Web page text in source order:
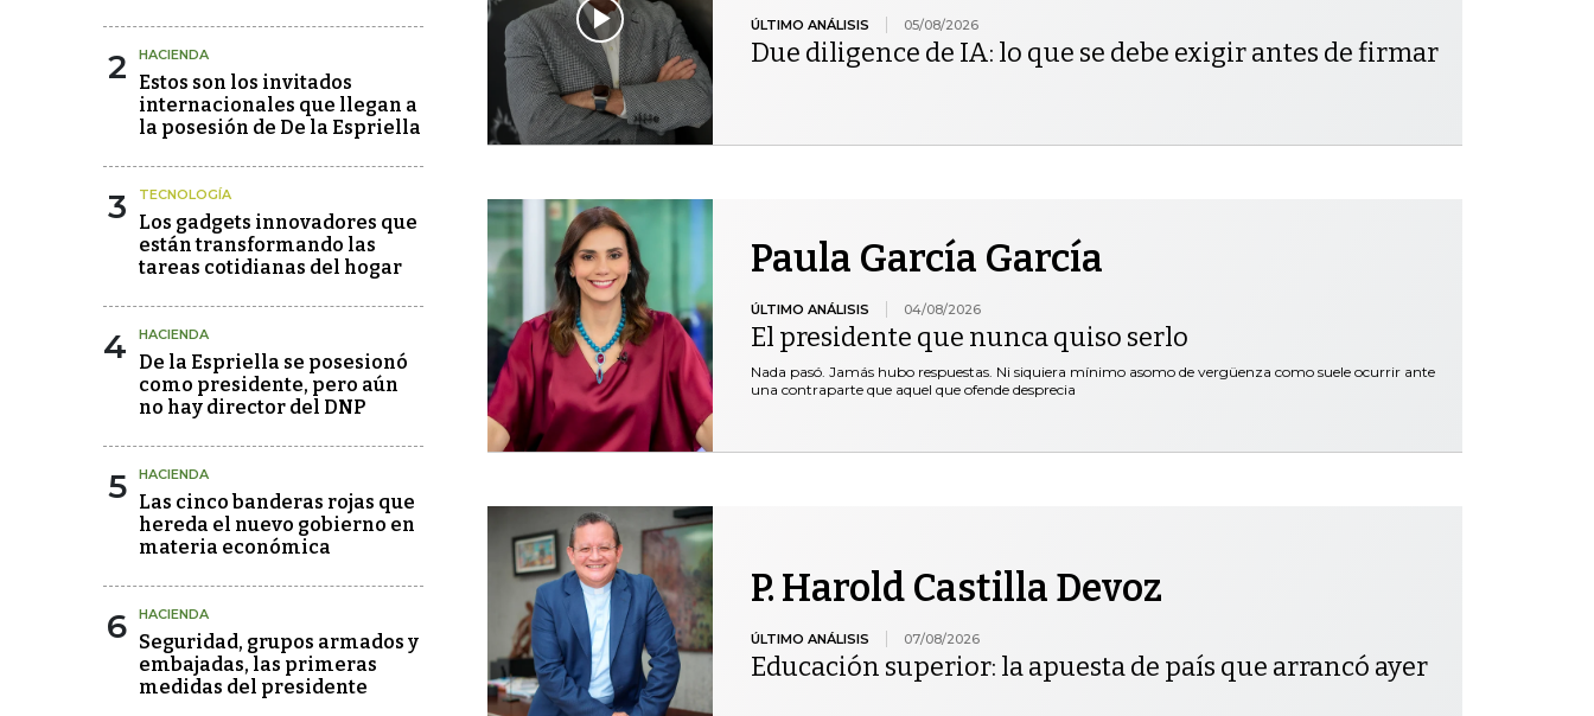
2 HACIENDA
Estos son los invitados
internacionales que llegan a
la posesión de De la Espriella
3 TECNOLOGÍA
Los gadgets innovadores que
están transformando las
tareas cotidianas del hogar
4 HACIENDA
De la Espriella se posesionó
como presidente, pero aún
no hay director del DNP
5 HACIENDA
Las cinco banderas rojas que
hereda el nuevo gobierno en
materia económica
6 HACIENDA
Seguridad, grupos armados y
embajadas, las primeras
medidas del presidente
ÚLTIMO ANÁLISIS 05/08/2026
Due diligence de IA: lo que se debe exigir antes de firmar
Paula García García
ÚLTIMO ANÁLISIS 04/08/2026
El presidente que nunca quiso serlo
Nada pasó. Jamás hubo respuestas. Ni siquiera mínimo asomo de vergüenza como suele ocurrir ante
una contraparte que aquel que ofende desprecia
P. Harold Castilla Devoz
ÚLTIMO ANÁLISIS 07/08/2026
Educación superior: la apuesta de país que arrancó ayer